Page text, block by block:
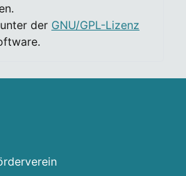
der GNU/GPL-Lizenz